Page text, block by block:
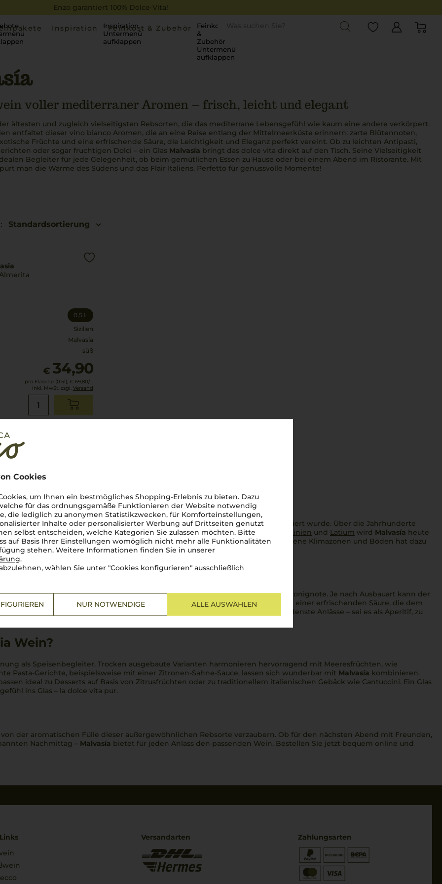
Cookies
um Ihnen ein bestmögliches Shopping-Erlebnis zu bieten. Dazu
für das ordnungsgemäße Funktionieren der Website notwendig
die lediglich zu anonymen Statistikzwecken, für Komforteinstellungen,
Inhalte oder personalisierter Werbung auf Drittseiten genutzt
selbst entscheiden, welche Kategorien Sie zulassen möchten. Bitte
auf Basis Ihrer Einstellungen womöglich nicht mehr alle Funktionalitäten
stehen. Weitere Informationen finden Sie in unserer
.
wählen Sie unter "Cookies konfigurieren" ausschließlich
NUR NOTWENDIGE ALLE AUSWÄHLEN
Enzo garantiert 100% Dolce-Vita!
Inspiration
Inspiration
Untermenü
aufklappen
Feinkost & Zubehör
Feinkost
&
Zubehör
Untermenü
aufklappen
voller mediterraner Aromen – frisch, leicht und elegant
ältesten und zugleich vielseitigsten Rebsorten, die das mediterrane Lebensgefühl wie kaum eine andere verkörpert.
entfaltet dieser vino bianco Aromen, die an eine Reise entlang der Mittelmeerküste erinnern: zarte Blütennoten,
Früchte und eine erfrischende Säure, die Leichtigkeit und Eleganz perfekt vereint. Ob zu leichten Antipasti,
oder sogar fruchtigen Dolci – ein Glas Malvasía bringt das dolce vita direkt auf den Tisch. Seine Vielseitigkeit
Begleiter für jede Gelegenheit, ob beim gemütlichen Essen zu Hause oder bei einem Abend im Ristorante. Mit
man die Wärme des Südens und das Flair Italiens. Perfetto für genussvolle Momente!
Standardsortierung
0,5 L
Sizilien
Malvasía
süß
€ 34,90
pro Flasche (0.5l), € 69,80/L
inkl. MwSt. zzgl. Versand
antike Griechenland zurückreicht, wo sie vor allem auf der Peloponnes kultiviert wurde. Über die Jahrhunderte
in Italien eine zweite Heimat. Besonders in den RegionenSizilien Sardinien und Latium wird Malvasía heute
Rebsorte entwickelt hat. Die Anpassungsfähigkeit vonMalvasíaan verschiedene Klimazonen und Böden hat dazu
von trocken über halbtrocken bis hin zu süß und likörartig.
Aromen umfassen weiße Blüten, reife Birnen, Aprikosen und eine feine Honignote. Je nach Ausbauart kann der
Geschmack präsentiert sichMalvasía oft vollmundig und cremig, begleitet von einer erfrischenden Säure, die dem
macht
zu einem vielseitigen Begleiter für verschiedenste Anlässe – sei es als Aperitif, zu
Menüs.
Wein?
als Speisenbegleiter. Trocken ausgebaute Varianten harmonieren hervorragend mit Meeresfrüchten, wie
Pasta-Gerichte, beispielsweise mit einer Zitronen-Sahne-Sauce, lassen sich wunderbar mit Malvasía kombinieren.
ideal zu Desserts auf Basis von Zitrusfrüchten oder zu traditionellem italienischen Gebäck wie Cantuccini. Ein Glas
ins Glas – la dolce vita pur.
von der aromatischen Fülle dieser außergewöhnlichen Rebsorte verzaubern. Ob für den nächsten Abend mit Freunden,
Nachmittag – Malvasía bietet für jeden Anlass den passenden Wein. Bestellen Sie jetzt bequem online und
Versandarten Zahlungsarten